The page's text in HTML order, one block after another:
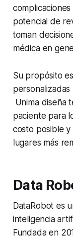
potencial de
toman
médica en
Su propósito
Unima diseña
paciente para
costo posible
lugares más
Data
DataRobot es
inteligencia
Fundada en